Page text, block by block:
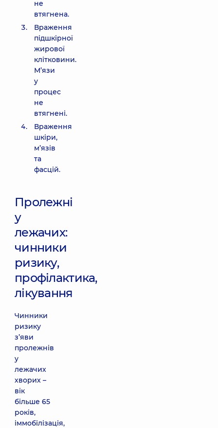
не
втягнена.
Враження
підшкірної
жирової
клітковини.
М’язи
у
процес
не
втягнені.
Враження
шкіри,
м’язів
та
фасцій.
Пролежні
у
лежачих:
чинники
ризику,
профілактика,
лікування
Чинники
ризику
з’яви
пролежнів
у
лежачих
хворих –
вік
більше 65
років,
іммобілізація,